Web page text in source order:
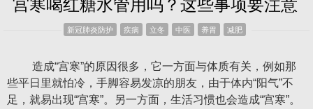
宫寒喝红糖水管用吗？这些事项要注意
新冠肺炎防护 疾病 立冬 中医 养胃 减肥
造成“宫寒”的原因很多，它一方面与体质有关，例如那
些平日里就怕冷，手脚容易发凉的朋友，由于体内“阳气”不
足，就易出现“宫寒”。另一方面，生活习惯也会造成“宫寒”。